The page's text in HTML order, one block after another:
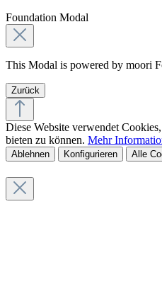
Foundation Modal
This Modal is powered by moori
Zurück
Diese Website verwendet
bieten zu können. Mehr
Ablehnen Konfigurieren Alle